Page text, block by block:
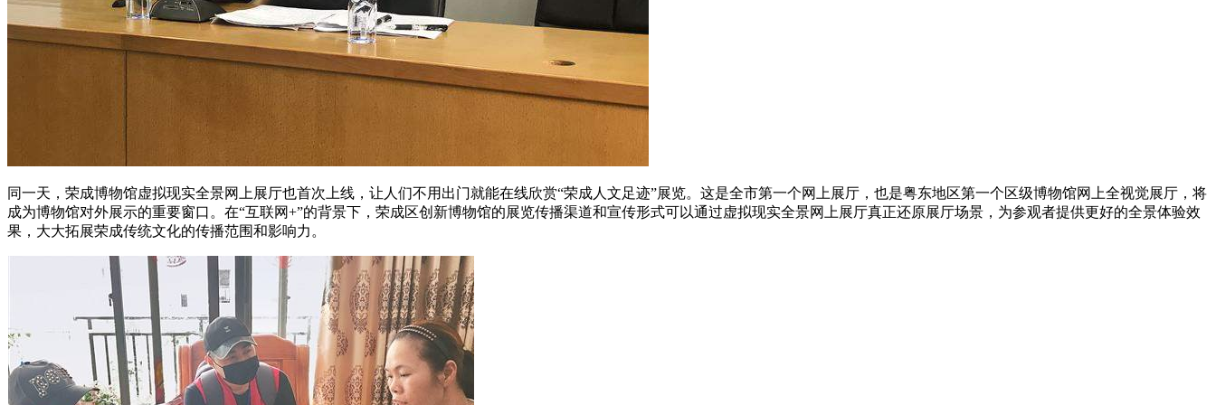
同一天，荣成博物馆虚拟现实全景网上展厅也首次上线，让人们不用出门就能在线欣赏“荣成人文足迹”展览。这是全市第一个网上展厅，也是粤东地区第一个区级博物馆网上全视觉展厅，将
成为博物馆对外展示的重要窗口。在“互联网+”的背景下，荣成区创新博物馆的展览传播渠道和宣传形式可以通过虚拟现实全景网上展厅真正还原展厅场景，为参观者提供更好的全景体验效
果，大大拓展荣成传统文化的传播范围和影响力。